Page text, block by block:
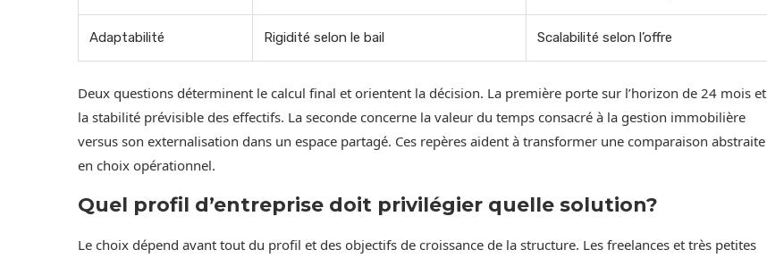
Adaptabilité Rigidité selon le bail Scalabilité selon l’offre
Deux questions déterminent le calcul final et orientent la décision. La première porte sur l’horizon de 24 mois et
la stabilité prévisible des effectifs. La seconde concerne la valeur du temps consacré à la gestion immobilière
versus son externalisation dans un espace partagé. Ces repères aident à transformer une comparaison abstraite
en choix opérationnel.
Quel profil d’entreprise doit privilégier quelle solution?
Le choix dépend avant tout du profil et des objectifs de croissance de la structure. Les freelances et très petites